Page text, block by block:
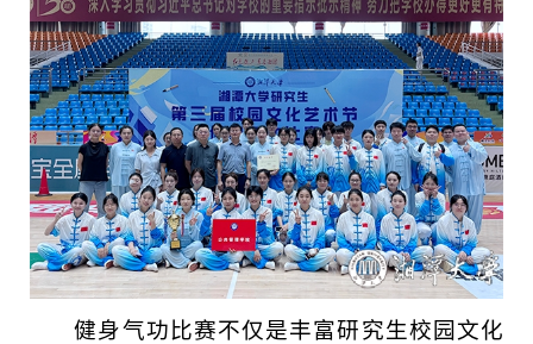
健身气功比赛不仅是丰富研究生校园文化